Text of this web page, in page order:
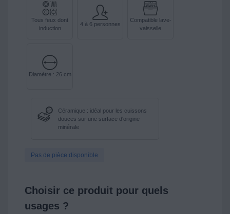
Tous feux dont
induction
4 à 6 personnes
Compatible lave-
vaisselle
Diamètre : 26 cm
Céramique : idéal pour les cuissons
douces sur une surface d'origine
minérale
Pas de pièce disponible
Choisir ce produit pour quels
usages ?